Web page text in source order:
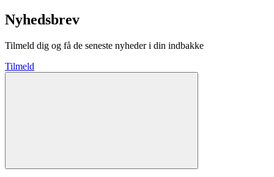
Nyhedsbrev
Tilmeld dig og få de seneste nyheder i din indbakke
Tilmeld